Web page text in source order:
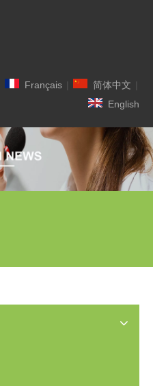
Français | 简体中文 |
English